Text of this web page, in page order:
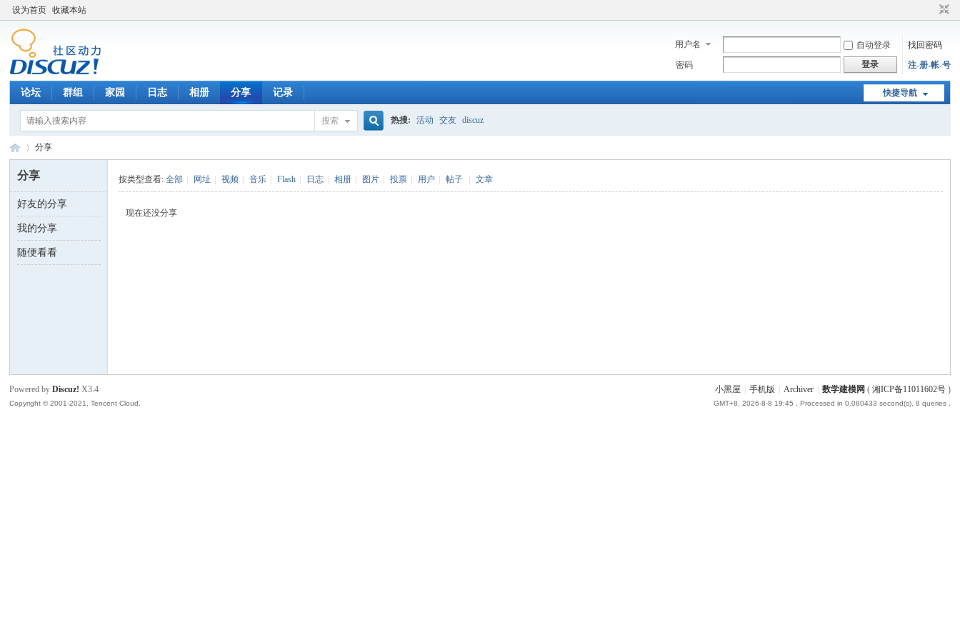
设为首页 收藏本站
用户名 自动登录
找回密码
密码
登录 注-册-帐-号
快捷导航
论坛 群组 家园 日志 相册 分享 记录
搜索 热搜: 活动 交友 discuz
数 ›
分享
分享
好友的分享
我的分享
随便看看
按类型查看:全部 网址 视频 音乐 Flash 日志 相册 图片 投票 用户 帖子 文章
现在还没分享
小黑屋 手机版 Archiver 数学建模网 ( 湘ICP备11011602号)
GMT+8, 2026-8-8 19:45 , Processed in 0.080433 second(s), 8 queries .
Powered byDiscuz! X3.4
Copyright © 2001-2021, Tencent Cloud.